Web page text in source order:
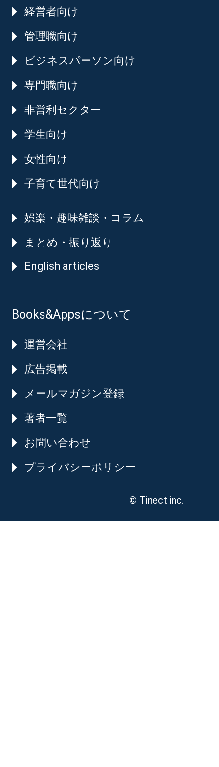
経営者向け
管理職向け
ビジネスパーソン向け
専門職向け
非営利セクター
学生向け
女性向け
子育て世代向け
娯楽・趣味雑談・コラム
まとめ・振り返り
English articles
Books&Appsについて
運営会社
広告掲載
メールマガジン登録
著者一覧
お問い合わせ
プライバシーポリシー
© Tinect inc.